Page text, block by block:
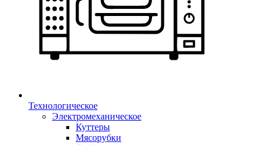
Технологическое
Электромеханическое
Куттеры
Мясорубки